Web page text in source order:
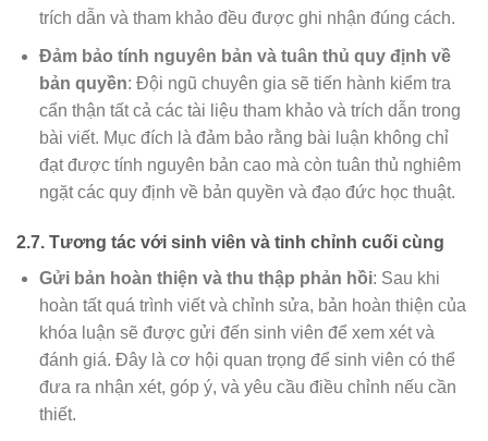
trích dẫn và tham khảo đều được ghi nhận đúng cách.
Đảm bảo tính nguyên bản và tuân thủ quy định về
bản quyền: Đội ngũ chuyên gia sẽ tiến hành kiểm tra
cẩn thận tất cả các tài liệu tham khảo và trích dẫn trong
bài viết. Mục đích là đảm bảo rằng bài luận không chỉ
đạt được tính nguyên bản cao mà còn tuân thủ nghiêm
ngặt các quy định về bản quyền và đạo đức học thuật.
2.7. Tương tác với sinh viên và tinh chỉnh cuối cùng
Gửi bản hoàn thiện và thu thập phản hồi: Sau khi
hoàn tất quá trình viết và chỉnh sửa, bản hoàn thiện của
khóa luận sẽ được gửi đến sinh viên để xem xét và
đánh giá. Đây là cơ hội quan trọng để sinh viên có thể
đưa ra nhận xét, góp ý, và yêu cầu điều chỉnh nếu cần
thiết.